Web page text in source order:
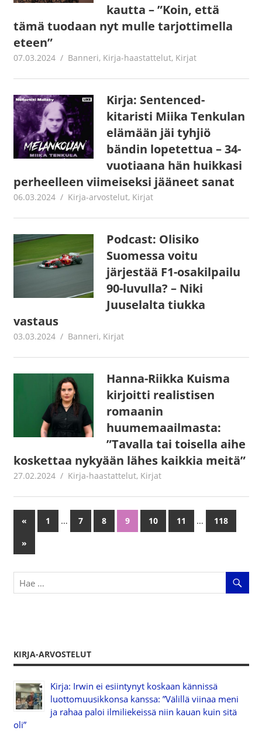
kautta – ”Koin, että
tämä tuodaan nyt mulle tarjottimella
eteen”
07.03.2024 Jouni Hirn
Banneri, Kirja-haastattelut, Kirjat
Kirja: Sentenced-
kitaristi Miika Tenkulan
elämään jäi tyhjiö
bändin lopetettua – 34-
vuotiaana hän huikkasi
perheelleen viimeiseksi jääneet sanat
06.03.2024 Jouni Hirn
Kirja-arvostelut, Kirjat
Podcast: Olisiko
Suomessa voitu
järjestää F1-osakilpailu
90-luvulla? – Niki
Juuselalta tiukka
vastaus
03.03.2024 Jouni Hirn
Banneri, Kirjat
Hanna-Riikka Kuisma
kirjoitti realistisen
romaanin
huumemaailmasta:
”Tavalla tai toisella aihe
koskettaa nykyään lähes kaikkia meitä”
27.02.2024 Jouni Hirn
Kirja-haastattelut, Kirjat
Artikkelien
selaus
« Previous
Posts
1 … 7 8 9 10 11 …
118
Next
Posts
»
KIRJA-ARVOSTELUT
Kirja: Irwin ei esiintynyt koskaan kännissä
luottomuusikkonsa kanssa: ”Välillä viinaa meni
ja rahaa paloi ilmiliekeissä niin kauan kuin sitä
oli”